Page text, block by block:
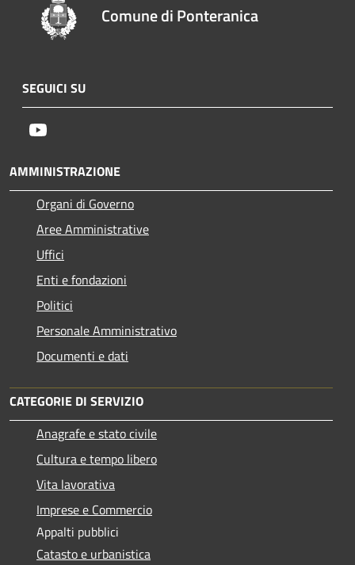
Comune di Ponteranica
SEGUICI SU
AMMINISTRAZIONE
Organi di Governo
Aree Amministrative
Uffici
Enti e fondazioni
Politici
Personale Amministrativo
Documenti e dati
CATEGORIE DI SERVIZIO
Anagrafe e stato civile
Cultura e tempo libero
Vita lavorativa
Imprese e Commercio
Appalti pubblici
Catasto e urbanistica